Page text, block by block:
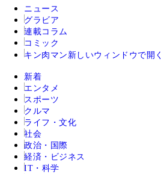
ニュース
グラビア
連載コラム
コミック
キン肉マン 新しいウィンドウで開く
新着
エンタメ
スポーツ
クルマ
ライフ・文化
社会
政治・国際
経済・ビジネス
IT・科学